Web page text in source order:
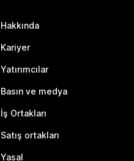
Hakkında
Kariyer
Yatırımcılar
Basın ve medya
İş Ortakları
Satış ortakları
Yasal